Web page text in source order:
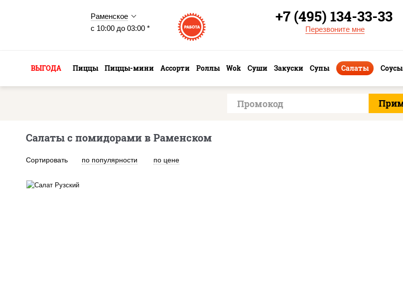
Раменское
с 10:00 до 03:00 *
+7 (495) 134-33-33
Перезвоните мне
ВЫГОДА Пиццы Пиццы-мини Ассорти Роллы Wok Суши Закуски Супы Салаты Соусы
Салаты с помидорами в Раменском
Сортировать по популярности по цене